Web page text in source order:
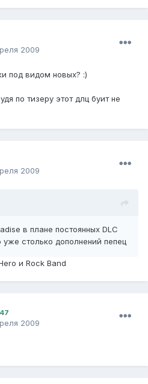
2009
под видом новых? :)
по тизеру этот длц буит не
2009
в плане постоянных DLC
столько дополнений пепец
и Rock Band
2009